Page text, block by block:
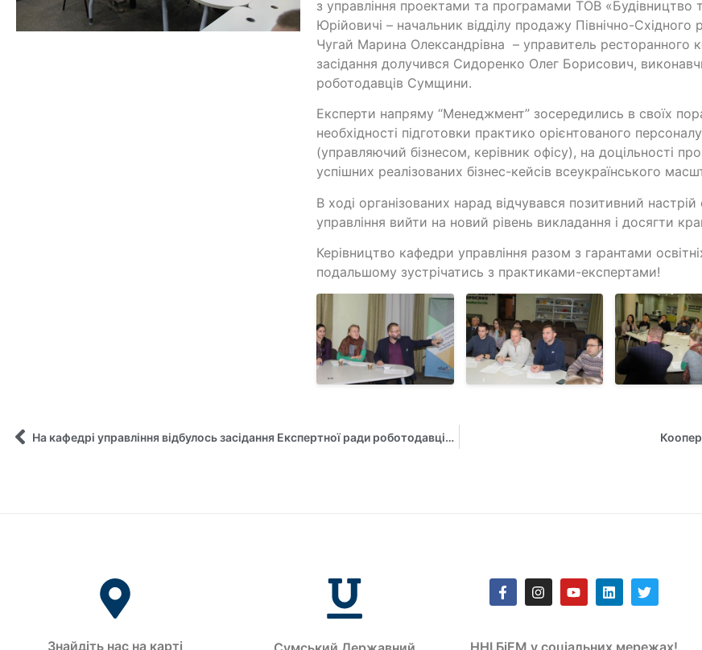
з управління проектами та програмами ТОВ
Юрійовичі – начальник відділу продажу Північно-Східного
Чугай Марина Олександрівна – управитель ресторанного
засідання долучився Сидоренко Олег Борисович,
роботодавців Сумщини.
Експерти напряму “Менеджмент” зосередились в своїх
необхідності підготовки практико орієнтованого
(управляючий бізнесом, керівник офісу), на доцільності
успішних реалізованих бізнес-кейсів всеукраїнського
В ході організованих нарад відчувався позитивний
управління вийти на новий рівень викладання і досягти
Керівництво кафедри управління разом з гарантами
подальшому зустрічатись з практиками-експертами!
На кафедрі управління відбулось засідання Експертної ради роботодавців за спеціальністю 281 «Публічне управління та адміністрування»
Знайдіть нас на карті